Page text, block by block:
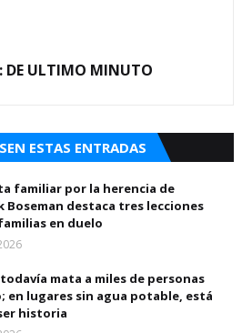
DE ULTIMO MINUTO
ESTAS ENTRADAS
familiar por la herencia de
Boseman destaca tres lecciones
en duelo
mata a miles de personas
en lugares sin agua potable, está
historia